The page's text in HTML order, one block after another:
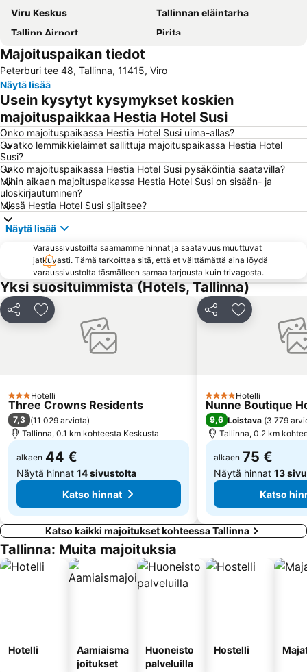
Viru Keskus
Tallinnan eläintarha
Tallinn Airport
Pirita
Lauluväljak
Mustamäe
Kadriorg
Kassisaba
Baltian rautatieasema
Pirita linnaosad
Lasnamäe
Haabersti
Põhja-Tallinn
Ülemiste
Nõmme
A. Le Coq Arena
Viron merenkulkumuseo
Juhkentali
Kopli
Kakumäe
Town Hall Square
Peppersack
Pirita asum
Aleksanteri Nevskin katedraali
Järve
Tallinnan Olympiakeskus
Vana-Mustamäe
Laagri
Rocca al Mare
Lilleküla
Mustamäe asum
Sikupilli
Männiku
Õismäe
Majoituspaikan tiedot
Peterburi tee 48, Tallinna, 11415, Viro
Näytä lisää
Usein kysytyt kysymykset koskien
majoituspaikkaa Hestia Hotel Susi
Onko majoituspaikassa Hestia Hotel Susi uima-allas?
Ovatko lemmikkieläimet sallittuja majoituspaikassa Hestia Hotel
Susi?
Onko majoituspaikassa Hestia Hotel Susi pysäköintiä saatavilla?
Mihin aikaan majoituspaikassa Hestia Hotel Susi on sisään- ja
uloskirjautuminen?
Missä Hestia Hotel Susi sijaitsee?
Näytä lisää
Varaussivustoilta saamamme hinnat ja saatavuus muuttuvat
jatkuvasti. Tämä tarkoittaa sitä, että et välttämättä aina löydä
varaussivustolta täsmälleen samaa tarjousta kuin trivagosta.
Yksi suosituimmista (Hotels, Tallinna)
Jaa Lisää suosikkeihin
3 Tähtiluokitus
Hotelli
Three Crowns Residents
7,3 (11 029 arviota)
Tallinna, 0.1 km kohteesta Keskusta
alkaen 44 €
Näytä hinnat 14 sivustolta
Katso hinnat
Jaa Lisää
4 Tähtiluokitus
Hotelli
Nunne Boutique
9,6 Loistava (3 779
Tallinna, 0.2 km
alkaen 75 €
Näytä hinnat 13
Katso
Katso kaikki majoitukset kohteessa Tallinna
Tallinna: Muita majoituksia
Hotelli
Aamiaisma
joitukset
Huoneisto
palveluilla
Hostelli